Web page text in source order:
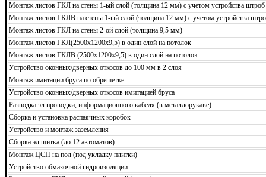
Монтаж листов ГКЛ на стены 1-ый слой (толщина 12 мм) с учетом устройства штроб
Монтаж листов ГКЛВ на стены 1-ый слой (толщина 12 мм) с учетом устройства
Монтаж листов ГКЛ на стены 2-ой слой (толщина 9,5 мм)
Монтаж листов ГКЛ(2500х1200х9,5) в один слой на потолок
Монтаж листов ГКЛВ (2500х1200х9,5) в один слой на потолок
Устройство оконных/дверных откосов до 100 мм в 2 слоя
Монтаж имитации бруса по обрешетке
Устройство оконных/дверных откосов имитацией бруса
Разводка эл.проводки, информационного кабеля (в металлорукаве)
Сборка и установка распаячных коробок
Устройство и монтаж заземления
Сборка эл.щитка (до 12 автоматов)
Монтаж ЦСП на пол (под укладку плитки)
Устройство обмазочной гидроизоляции